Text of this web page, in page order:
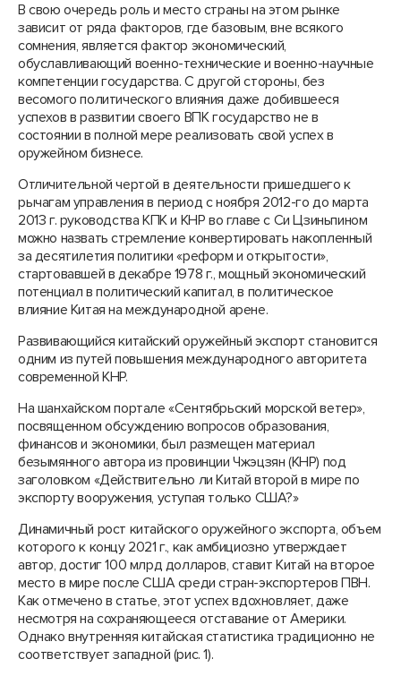
В свою очередь роль и место страны на этом рынке
зависит от ряда факторов, где базовым, вне всякого
сомнения, является фактор экономический,
обуславливающий военно-технические и военно-научные
компетенции государства. С другой стороны, без
весомого политического влияния даже добившееся
успехов в развитии своего ВПК государство не в
состоянии в полной мере реализовать свой успех в
оружейном бизнесе.
Отличительной чертой в деятельности пришедшего к
рычагам управления в период с ноября 2012-го до марта
2013 г. руководства КПК и КНР во главе с Си Цзиньпином
можно назвать стремление конвертировать накопленный
за десятилетия политики «реформ и открытости»,
стартовавшей в декабре 1978 г., мощный экономический
потенциал в политический капитал, в политическое
влияние Китая на международной арене.
Развивающийся китайский оружейный экспорт становится
одним из путей повышения международного авторитета
современной КНР.
На шанхайском портале «Сентябрьский морской ветер»,
посвященном обсуждению вопросов образования,
финансов и экономики, был размещен материал
безымянного автора из провинции Чжэцзян (КНР) под
заголовком «Действительно ли Китай второй в мире по
экспорту вооружения, уступая только США?»
Динамичный рост китайского оружейного экспорта, объем
которого к концу 2021 г., как амбициозно утверждает
автор, достиг 100 млрд долларов, ставит Китай на второе
место в мире после США среди стран-экспортеров ПВН.
Как отмечено в статье, этот успех вдохновляет, даже
несмотря на сохраняющееся отставание от Америки.
Однако внутренняя китайская статистика традиционно не
соответствует западной (рис. 1).